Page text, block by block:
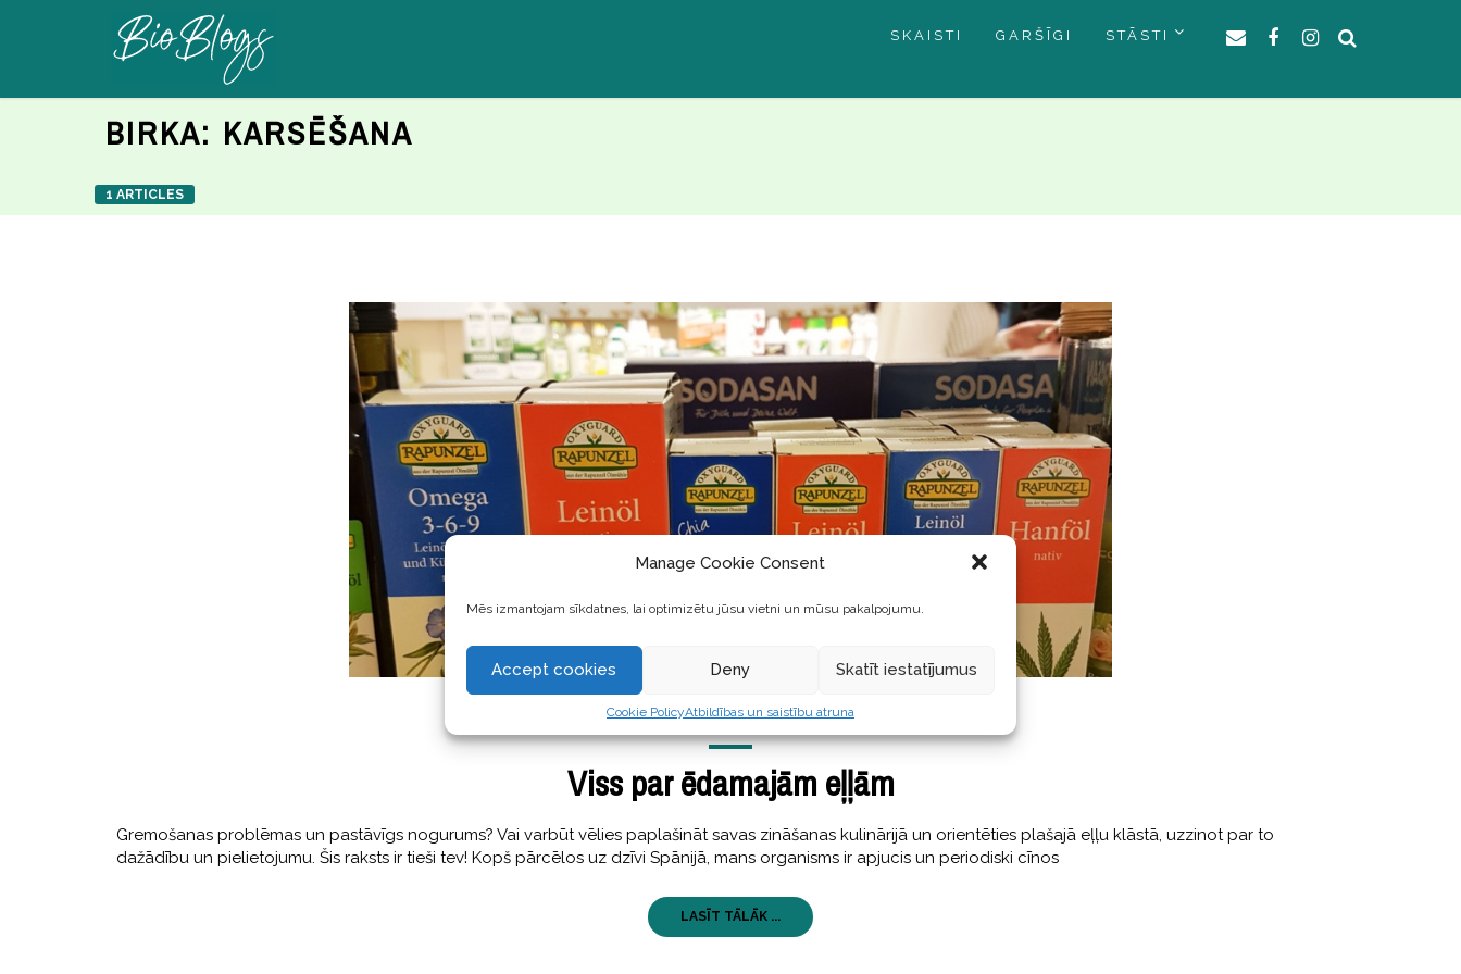
Manage Cookie Consent
Mēs izmantojam sīkdatnes, lai optimizētu jūsu vietni un mūsu pakalpojumu.
Accept cookies Deny Skatīt iestatījumus
Cookie PolicyAtbildības un saistību atruna
SKAISTI GARŠĪGI STĀSTI
BIRKA: KARSĒŠANA
1 ARTICLES
GARŠĪGI,STĀSTI
Viss par ēdamajām eļļām
Gremošanas problēmas un pastāvīgs nogurums? Vai varbūt vēlies paplašināt savas zināšanas kulinārijā un orientēties plašajā eļļu klāstā, uzzinot par to
dažādību un pielietojumu. Šis raksts ir tieši tev! Kopš pārcēlos uz dzīvi Spānijā, mans organisms ir apjucis un periodiski cīnos
LASĪT TĀLĀK ...